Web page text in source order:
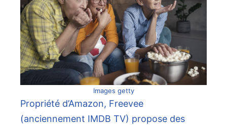
Images getty
Propriété d’Amazon, Freevee
(anciennement IMDB TV) propose des